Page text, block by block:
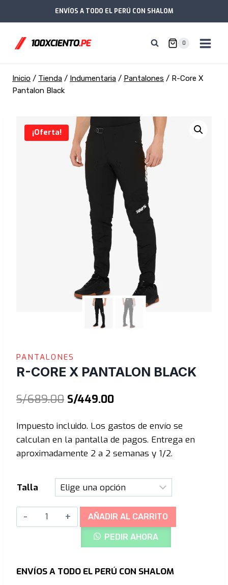
al
ENVÍOS A TODO EL PERÚ CON SHALOM
0
Inicio / Tienda / Indumentaria / Pantalones / R-Core X
Pantalon Black
¡Oferta!
PANTALONES
R-CORE X PANTALON BLACK
S/689.00 El
original
era:
S/449.00El
actual
es:
Impuesto incluido. Los gastos de envío se
calculan en la pantalla de pagos. Entrega en
aproximadamente 2 a 2 semanas y 1/2.
Talla
Core
Black
AÑADIR AL CARRITO
PEDIR AHORA
ENVÍOS A TODO EL PERÚ CON SHALOM